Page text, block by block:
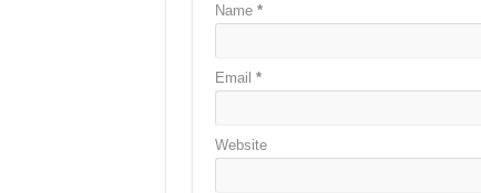
Name *
Email *
Website